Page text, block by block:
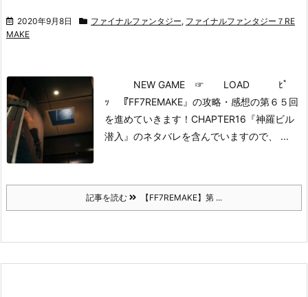
2020年9月8日 ファイナルファンタジー, ファイナルファンタジー７RE
MAKE
NEW GAME ☞ LOAD ﾋﾟ
ｯ
『FF7REMAKE』の攻略・感想の第６５回
を進めていきます！ CHAPTER16『神羅ビル
潜入』のネタバレを含んでいますので、 ...
記事を読む 【FF7REMAKE】第 ...